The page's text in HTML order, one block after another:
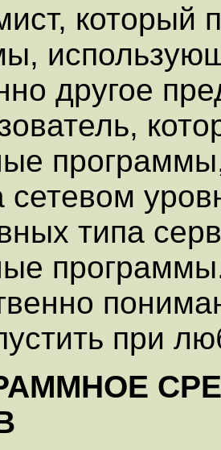
который
другое
сетевом
типа
при